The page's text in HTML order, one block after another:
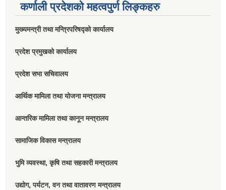
कर्णाली प्रदेशको महत्वपुर्ण लिङ्कहरु
मुख्यमन्त्री तथा मन्त्रिपरिषद्को कार्यालय
प्रदेश प्रमुखको कार्यालय
प्रदेश सभा सचिवालय
आर्थिक मामिला तथा योजना मन्त्रालय
आन्तरिक मामिला तथा कानून मन्त्रालय
सामाजिक विकास मन्त्रालय
भुमि व्यवस्था, कृषि तथा सहकारी मन्त्रालय
उद्योग, पर्यटन, वन तथा वातावरण मन्त्रालय